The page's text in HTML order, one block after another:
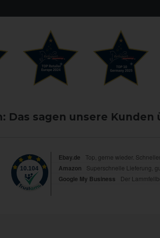
Das sagen unsere Kunden